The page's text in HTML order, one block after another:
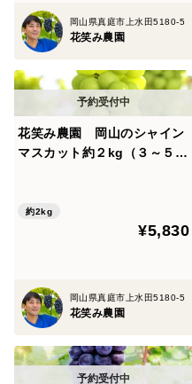
岡山県真庭市上水田5180-5
花笑み農園
花笑み農園 岡山のシャイン
マスカット約２kg（３～５
約2kg
¥5,830
岡山県真庭市上水田5180-5
花笑み農園